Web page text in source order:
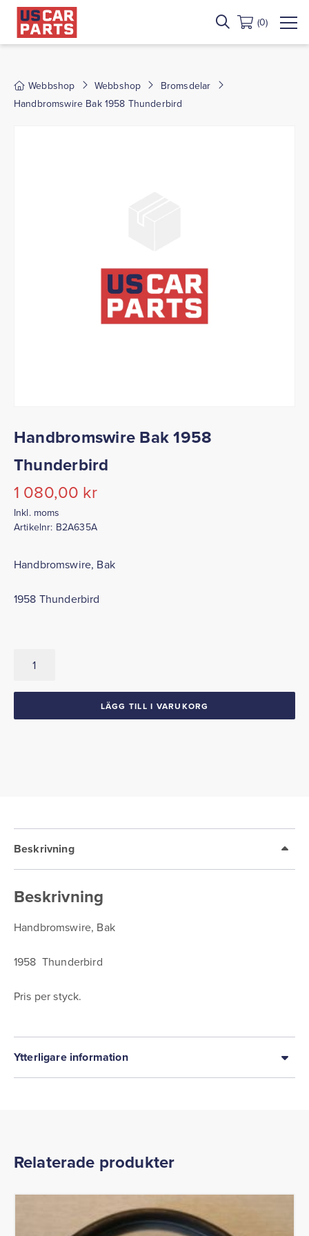
(0)
Webbshop Webbshop
Bromsdelar
Handbromswire Bak 1958 Thunderbird
Handbromswire Bak 1958
Thunderbird
1 080,00 kr
Inkl. moms
Artikelnr: B2A635A
Handbromswire, Bak
1958 Thunderbird
LÄGG TILL I VARUKORG
Beskrivning
Beskrivning
Handbromswire, Bak
1958 Thunderbird
Pris per styck.
Ytterligare information
Relaterade produkter